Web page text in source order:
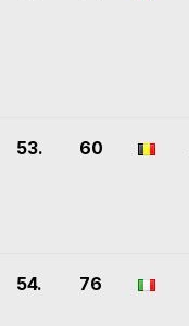
53. 60
54. 76